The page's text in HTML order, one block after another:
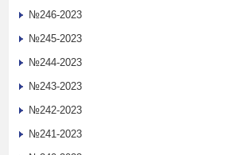
№246-2023
№245-2023
№244-2023
№243-2023
№242-2023
№241-2023